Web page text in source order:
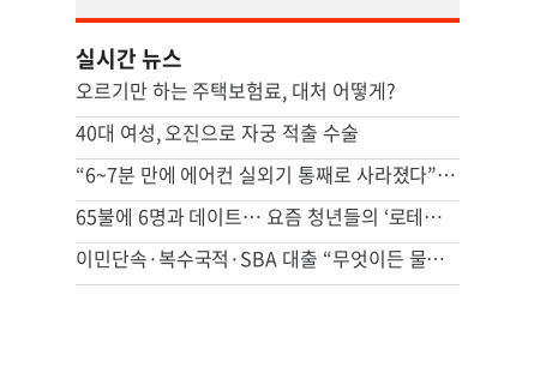
실시간 뉴스
오르기만 하는 주택보험료, 대처 어떻게?
40대 여성, 오진으로 자궁 적출 수술
“6~7분 만에 에어컨 실외기 통째로 사라졌다” 애틀랜타서 실외기 도난 급증
65불에 6명과 데이트… 요즘 청년들의 ‘로테이션 소개팅’
이민단속·복수국적·SBA 대출 “무엇이든 물어보세요”